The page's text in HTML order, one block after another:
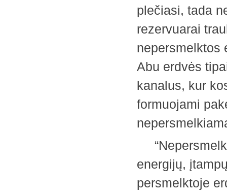
plečiasi, tada
rezervuarai
nepersmelktos
Abu erdvės
kanalus, kur
formuojami
energijų,
persmelktoje